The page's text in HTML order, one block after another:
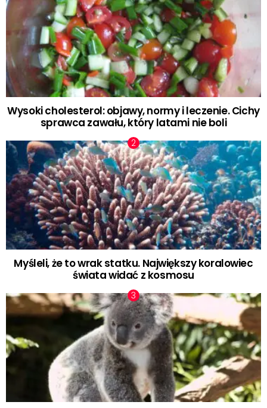
Wysoki cholesterol: objawy, normy i leczenie. Cichy
sprawca zawału, który latami nie boli
Myśleli, że to wrak statku. Największy koralowiec
świata widać z kosmosu